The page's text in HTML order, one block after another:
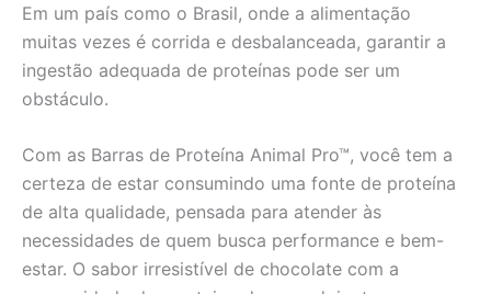
Em um país como o Brasil, onde a alimentação
muitas vezes é corrida e desbalanceada, garantir a
ingestão adequada de proteínas pode ser um
obstáculo.
Com as Barras de Proteína Animal Pro™, você tem a
certeza de estar consumindo uma fonte de proteína
de alta qualidade, pensada para atender às
necessidades de quem busca performance e bem-
estar. O sabor irresistível de chocolate com a